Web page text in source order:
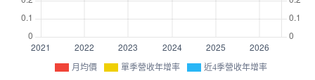
月均價 單季營收年增率 近4季營收年增率